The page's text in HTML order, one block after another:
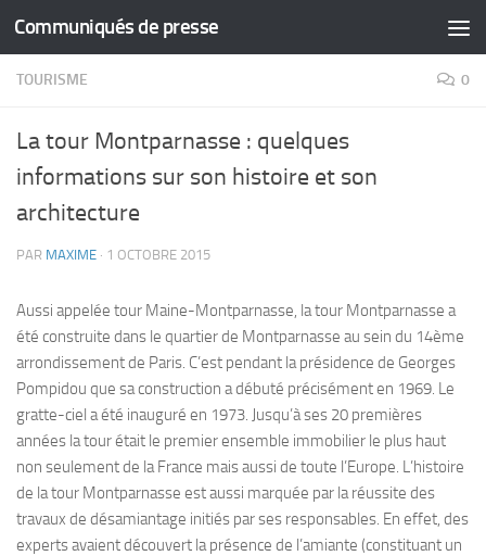
Skip to content
Communiqués de presse
TOURISME 0
La tour Montparnasse : quelques
informations sur son histoire et son
architecture
PAR MAXIME · 1 OCTOBRE 2015
Aussi appelée tour Maine-Montparnasse, la tour Montparnasse a
été construite dans le quartier de Montparnasse au sein du 14ème
arrondissement de Paris. C’est pendant la présidence de Georges
Pompidou que sa construction a débuté précisément en 1969. Le
gratte-ciel a été inauguré en 1973. Jusqu’à ses 20 premières
années la tour était le premier ensemble immobilier le plus haut
non seulement de la France mais aussi de toute l’Europe. L’histoire
de la tour Montparnasse est aussi marquée par la réussite des
travaux de désamiantage initiés par ses responsables. En effet, des
experts avaient découvert la présence de l’amiante (constituant un